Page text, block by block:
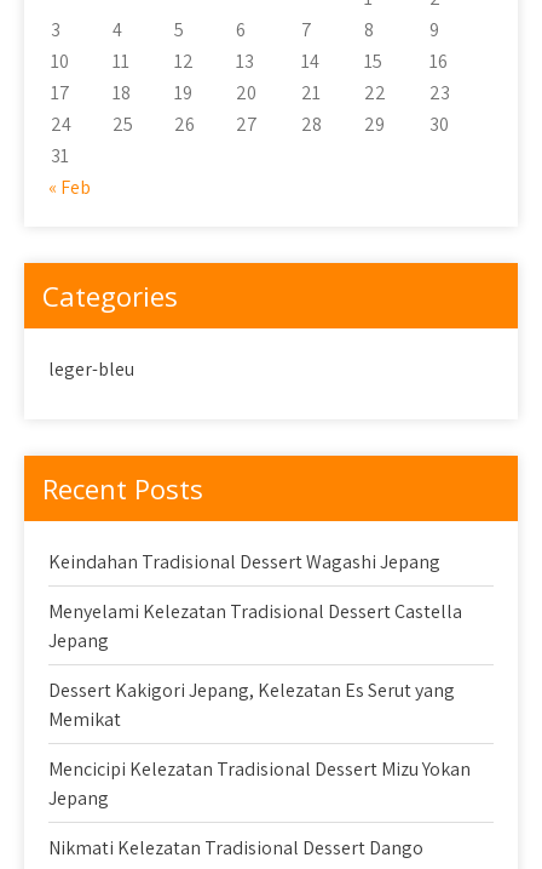
3
4 5 6 7 8
9
10
11 12 13 14 15
16
17
18 19 20 21 22
23
24
25 26 27 28 29
30
31
« Feb
Categories
leger-bleu
Recent Posts
Keindahan Tradisional Dessert Wagashi Jepang
Menyelami Kelezatan Tradisional Dessert Castella
Jepang
Dessert Kakigori Jepang, Kelezatan Es Serut yang
Memikat
Mencicipi Kelezatan Tradisional Dessert Mizu Yokan
Jepang
Nikmati Kelezatan Tradisional Dessert Dango